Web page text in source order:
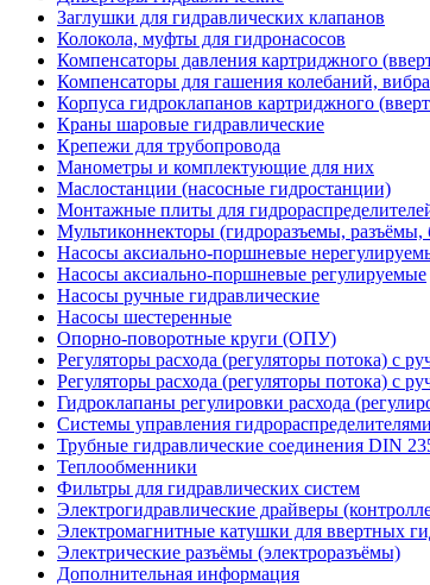
Заглушки для гидравлических клапанов
Колокола, муфты для гидронасосов
Компенсаторы давления картриджного
Компенсаторы для гашения колебаний,
Корпуса гидроклапанов картриджного
Краны шаровые гидравлические
Крепежи для трубопровода
Манометры и комплектующие для них
Маслостанции (насосные гидростанции)
Монтажные плиты для
Мультиконнекторы (гидроразъемы,
Насосы аксиально-поршневые
Насосы аксиально-поршневые регулируемые
Насосы ручные гидравлические
Насосы шестеренные
Опорно-поворотные круги (ОПУ)
Регуляторы расхода (регуляторы потока) с
Регуляторы расхода (регуляторы потока) с
Гидроклапаны регулировки расхода
Системы управления гидрораспределителями
Трубные гидравлические соединения DIN
Теплообменники
Фильтры для гидравлических систем
Электрогидравлические драйверы
Электромагнитные катушки для ввертных
Электрические разъёмы (электроразъёмы)
Дополнительная информация